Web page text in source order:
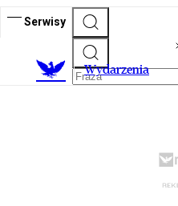
Serwisy
Wydarzenia